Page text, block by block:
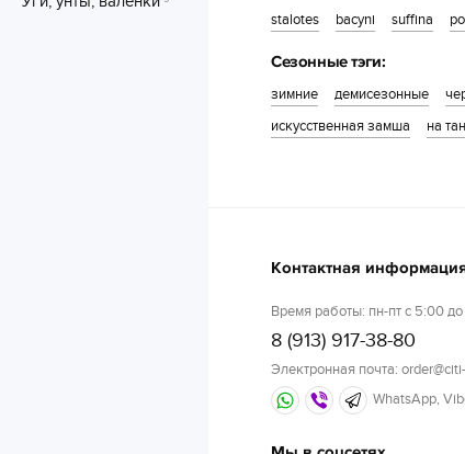
stalotes bacyni suffina
Сезонные тэги:
зимние демисезонные
искусственная замша
на
Контактная
Время работы: пн-пт с 5:00 до
8 (913) 917-38-80
Электронная почта:
WhatsApp,